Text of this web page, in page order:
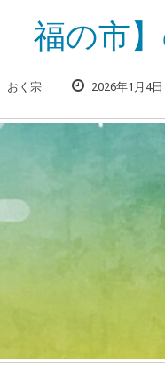
福の市
おく宗 2026年1月4日